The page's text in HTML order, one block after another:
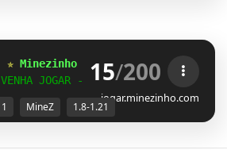
✯ Minezinho | 1.8 - 1.21.x
✯
VENHA JOGAR - MINEZINHO.COM ⇦
15/200
jogar.minezinho.com
1 MineZ 1.8-1.21